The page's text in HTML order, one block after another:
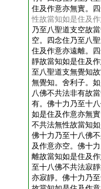
住及作意亦無實。
性故當知如是住及
乃至八聖道支空故
空。四念住乃至八
住及作意亦遠離。
靜故當知如是住及
至八聖道支無覺知
無覺知。舍利子。
八佛不共法非有故
有。佛十力乃至十
如是住及作意亦無
不共法無性故當知
佛十力乃至十八佛
及作意亦空。佛十
離故當知如是住及
至十八佛不共法寂
亦寂靜。佛十力乃